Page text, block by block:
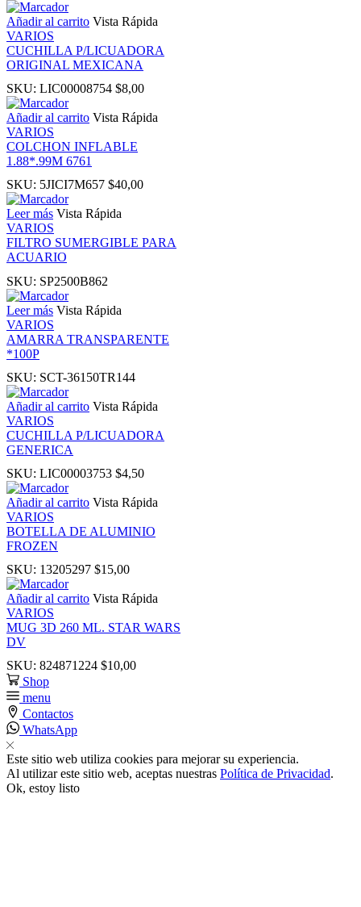
Panel
Panel
oku
Panel
Panel
panel
Oku
panel
panel
Panel
panel
Añadir al carrito Vista Rápida
VARIOS
CUCHILLA P/LICUADORA
ORIGINAL MEXICANA
SKU: LIC00008754 $8,00
Añadir al carrito Vista Rápida
VARIOS
COLCHON INFLABLE
1.88*.99M 6761
SKU: 5JICI7M657 $40,00
Leer más Vista Rápida
VARIOS
FILTRO SUMERGIBLE PARA
ACUARIO
SKU: SP2500B862
Leer más Vista Rápida
VARIOS
AMARRA TRANSPARENTE
*100P
SKU: SCT-36150TR144
Añadir al carrito Vista Rápida
VARIOS
CUCHILLA P/LICUADORA
GENERICA
SKU: LIC00003753 $4,50
Añadir al carrito Vista Rápida
VARIOS
BOTELLA DE ALUMINIO
FROZEN
SKU: 13205297 $15,00
Añadir al carrito Vista Rápida
VARIOS
MUG 3D 260 ML. STAR WARS
DV
SKU: 824871224 $10,00
Shop
menu
Contactos
WhatsApp
Este sitio web utiliza cookies para mejorar su experiencia.
Al utilizar este sitio web, aceptas nuestras Política de Privacidad.
Ok, estoy listo